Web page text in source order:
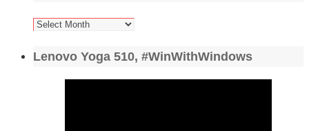
Arhiva
Lenovo Yoga 510, #WinWithWindows